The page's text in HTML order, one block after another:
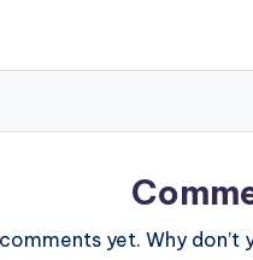
yet. Why don’t